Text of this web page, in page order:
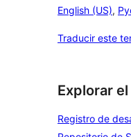
English (US),
Traducir este
Explorar
Registro de